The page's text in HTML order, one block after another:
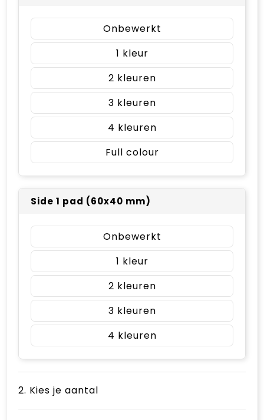
Onbewerkt
1
2
3
4
Full colour
Side 1 pad (60x40 mm)
Onbewerkt
1
2
3
4
2. Kies je aantal